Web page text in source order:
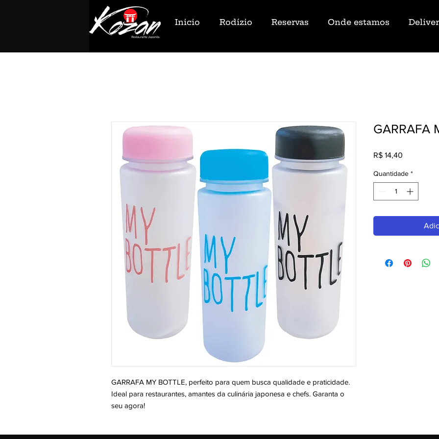
Inicio Rodízio Reservas Onde estamos
GARRAFA MY BOTTLE, perfeito para quem busca qualidade e praticidade.
Ideal para restaurantes, amantes da culinária japonesa e chefs. Garanta o
seu agora!
GARRAFA
R$ 14,40
Quantidade *